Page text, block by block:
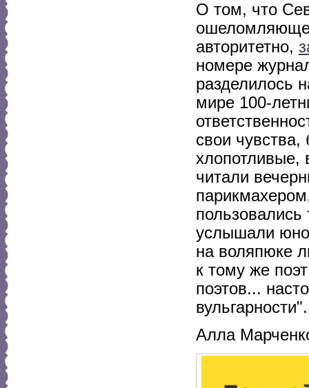
О том, что
ошеломляюще
авторитетно,
номере
разделилось
мире 100-
свои
хлопотливые,
читали
услышали
на воляпюке
к тому же
поэтов...
вульгарности".
Алла